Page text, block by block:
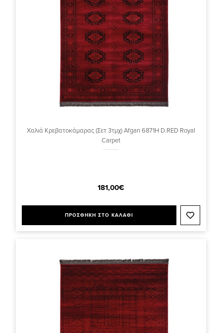
Χαλιά Κρεβατοκάμαρας (Σετ 3τμχ) Afgan 6871H D.RED Royal
Carpet
181,00€
ΠΡΟΣΘΗΚΗ ΣΤΟ ΚΑΛΑΘΙ